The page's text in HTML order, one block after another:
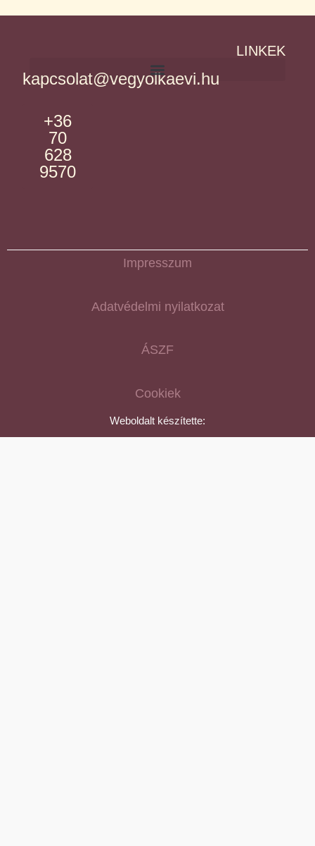
kapcsolat@vegyolkaevi.hu
+36
70
628
9570
LINKEK
Impresszum
Adatvédelmi nyilatkozat
ÁSZF
Cookiek
Weboldalt készítette: